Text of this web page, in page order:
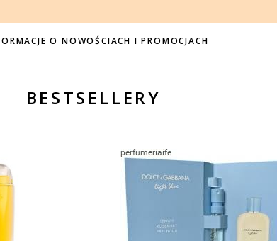
O NOWOŚCIACH I PROMOCJACH
BESTSELLERY